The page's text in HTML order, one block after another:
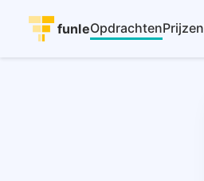
funleOpdrachtenPrijzen